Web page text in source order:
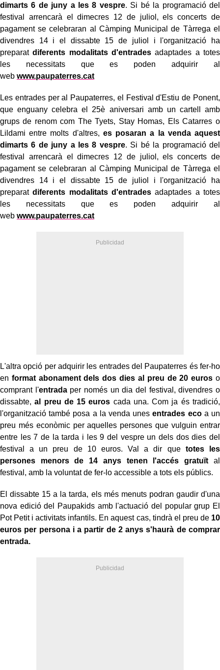
dimarts 6 de juny a les 8 vespre. Si bé la programació del
festival arrencarà el dimecres 12 de juliol, els concerts de
pagament se celebraran al Càmping Municipal de Tàrrega el
divendres 14 i el dissabte 15 de juliol i l'organització ha
preparatdiferents modalitats d'entradesadaptades a totes
les necessitats que es poden adquirir al
web www.paupaterres.cat
Les entrades per al Paupaterres, el Festival d'Estiu de Ponent,
que enguany celebra el 25è aniversari amb un cartell amb
grups de renom com The Tyets, Stay Homas, Els Catarres o
Lildami entre molts d'altres, es posaran a la venda aquest
dimarts 6 de juny a les 8 vespre. Si bé la programació del
festival arrencarà el dimecres 12 de juliol, els concerts de
pagament se celebraran al Càmping Municipal de Tàrrega el
divendres 14 i el dissabte 15 de juliol i l'organització ha
preparatdiferents modalitats d'entradesadaptades a totes
les necessitats que es poden adquirir al
web www.paupaterres.cat
L'altra opció per adquirir les entrades del Paupaterres és fer-ho
en format abonament dels dos dies al preu de 20 euros o
comprant l'entradaper només un dia del festival, divendres o
dissabte,al preu de 15 euros cada una. Com ja és tradició,
l'organització també posa a la venda unesentrades ecoa un
preu més econòmic per aquelles persones que vulguin entrar
entre les 7 de la tarda i les 9 del vespre un dels dos dies del
festival a un preu de 10 euros. Val a dir que totes les
persones menors de 14 anys tenen l'accés gratuït al
festival, amb la voluntat de fer-lo accessible a tots els públics.
El dissabte 15 a la tarda, els més menuts podran gaudir d'una
nova edició del Paupakids amb l'actuació del popular grup El
Pot Petit i activitats infantils. En aquest cas, tindrà el preu de 10
euros per persona i a partir de 2 anys s'haurà de comprar
entrada.